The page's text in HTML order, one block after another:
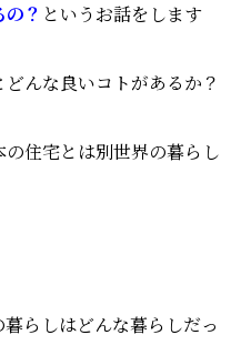
？ というお話をします
んな良いコトがあるか？
住宅とは別世界の暮らし
らしはどんな暮らしだっ